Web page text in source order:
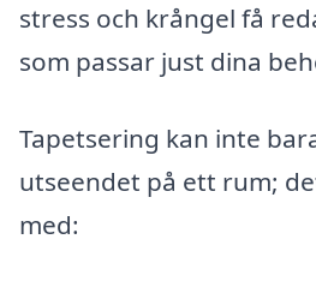
stress och krångel få
som passar just dina
Tapetsering kan inte
utseendet på ett rum;
med: